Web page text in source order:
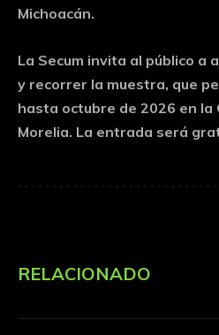
Michoacán.
La Secum invita al público a
y recorrer la muestra, que
hasta octubre de 2026 en la
Morelia. La entrada será
RELACIONADO